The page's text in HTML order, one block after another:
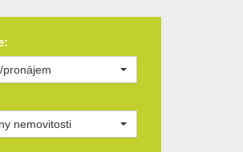
pronájem
nemovitosti